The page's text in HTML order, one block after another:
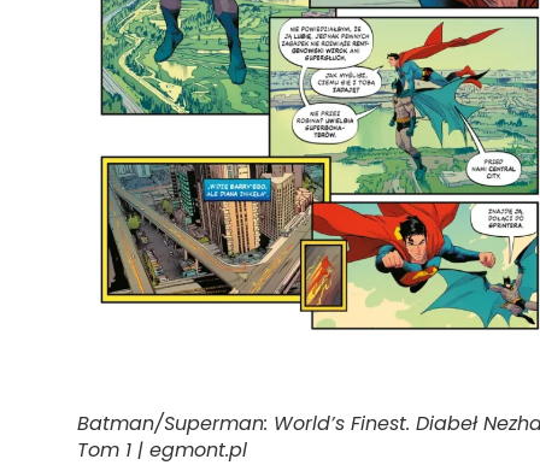
Batman/Superman: World’s Finest. Diabeł
Tom 1 | egmont.pl